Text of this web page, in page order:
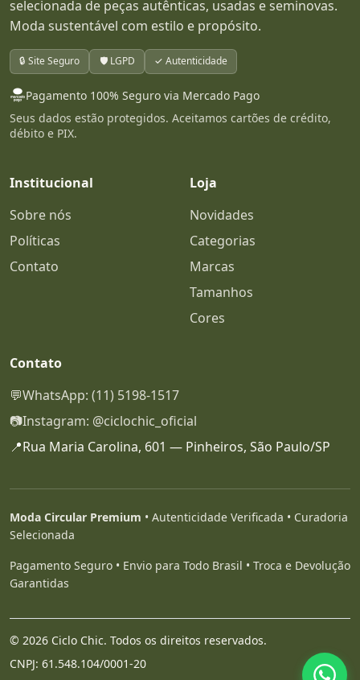
Ao longo do tempo, o sobretudo conquistou um
lugar de destaque na moda justamente por sua
permanência estética. Poucas peças conseguem
atravessar tendências com tanta naturalidade.
Mesmo quando mudam os volumes, os
comprimentos ou os materiais, o sobretudo
continua sendo associado a um vestir mais
aparecer em leituras clássicas, urbanas,
minimalistas, contemporâneas e até criativas,
dependendo do tecido, da modelagem e da
Na moda circular premium, o sobretudo ganha
ainda mais relevância porque é uma peça em
enorme diferença. Modelos em lã, lã batida,
acetinado podem continuar elegantes por
muitos anos quando bem conservados. Isso faz
do sobretudo uma escolha muito inteligente
valor de uso, estética consistente e alta
capacidade de permanência no armário.
principais tipos de sobretudo feminino,
conhecer um pouco da história dessa peça tão
emblemática e aprender como escolher a opção
ideal para a sua rotina e para o seu estilo. A
selecionada de peças autênticas, usadas e seminovas.
Moda sustentável com estilo e propósito.
🔒 Site Seguro 🛡️ LGPD ✓ Autenticidade
Pagamento 100% Seguro via Mercado Pago
Seus dados estão protegidos. Aceitamos cartões de crédito,
débito e PIX.
Institucional
Sobre nós
Políticas
Contato
Loja
Novidades
Categorias
Marcas
Tamanhos
Cores
Contato
💬WhatsApp: (11) 5198-1517
📷Instagram: @ciclochic_oficial
📍Rua Maria Carolina, 601 — Pinheiros, São Paulo/SP
Moda Circular Premium • Autenticidade Verificada • Curadoria
Selecionada
Pagamento Seguro • Envio para Todo Brasil • Troca e Devolução
Garantidas
© 2026 Ciclo Chic. Todos os direitos reservados.
CNPJ: 61.548.104/0001-20